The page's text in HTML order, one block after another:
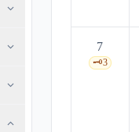
7
🗝️3